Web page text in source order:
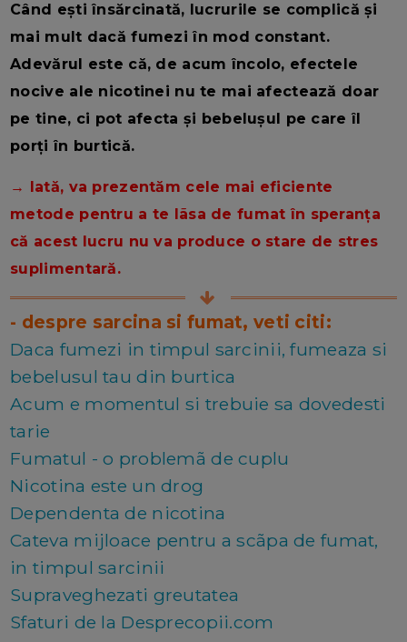
Când ești însărcinată, lucrurile se complică și
mai mult dacă fumezi în mod constant.
Adevărul este că, de acum încolo, efectele
nocive ale nicotinei nu te mai afectează doar
pe tine, ci pot afecta și bebelușul pe care îl
porți în burtică.
→ Iată, va prezentăm cele mai eficiente
metode pentru a te lãsa de fumat în speranța
că acest lucru nu va produce o stare de stres
suplimentară.
- despre sarcina si fumat, veti citi:
Daca fumezi in timpul sarcinii, fumeaza si
bebelusul tau din burtica
Acum e momentul si trebuie sa dovedesti
tarie
Fumatul - o problemã de cuplu
Nicotina este un drog
Dependenta de nicotina
Cateva mijloace pentru a scãpa de fumat,
in timpul sarcinii
Supraveghezati greutatea
Sfaturi de la Desprecopii.com